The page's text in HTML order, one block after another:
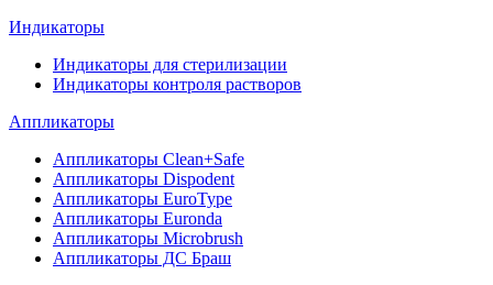
Индикаторы
Индикаторы для стерилизации
Индикаторы контроля растворов
Аппликаторы
Аппликаторы Clean+Safe
Аппликаторы Dispodent
Аппликаторы EuroType
Аппликаторы Euronda
Аппликаторы Microbrush
Аппликаторы ДС Браш